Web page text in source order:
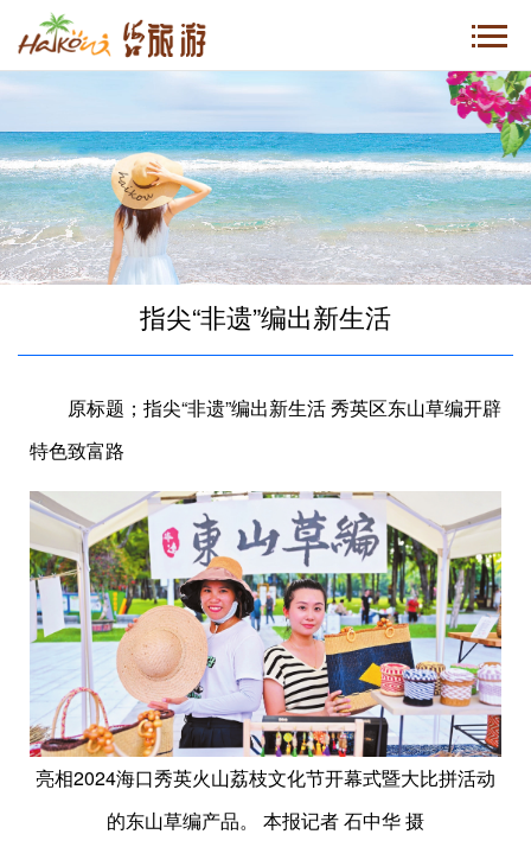
指尖“非遗”编出新生活
原标题；指尖“非遗”编出新生活 秀英区东山草编开辟
特色致富路
亮相2024海口秀英火山荔枝文化节开幕式暨大比拼活动
的东山草编产品。 本报记者 石中华 摄